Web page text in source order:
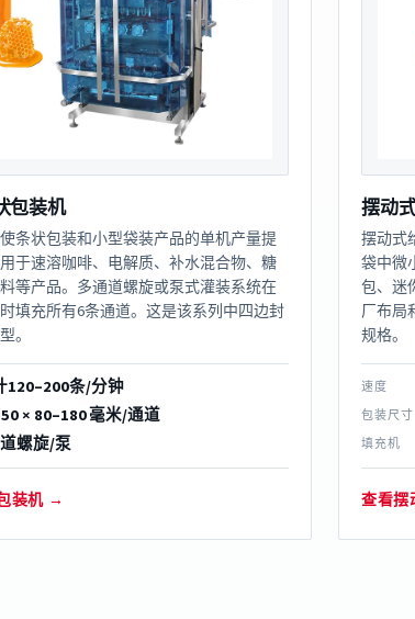
包装机
条状包装和小型袋装产品的单机产量提
于速溶咖啡、电解质、补水混合物、糖
等产品。多通道螺旋或泵式灌装系统在
填充所有6条通道。这是该系列中四边封
。
120–200条/分钟
× 80–180 毫米/通道
螺旋/泵
装机 →
摆动
摆动式
袋中微
包、迷
厂布局
规格。
速度
包装尺寸
填充机
查看摆